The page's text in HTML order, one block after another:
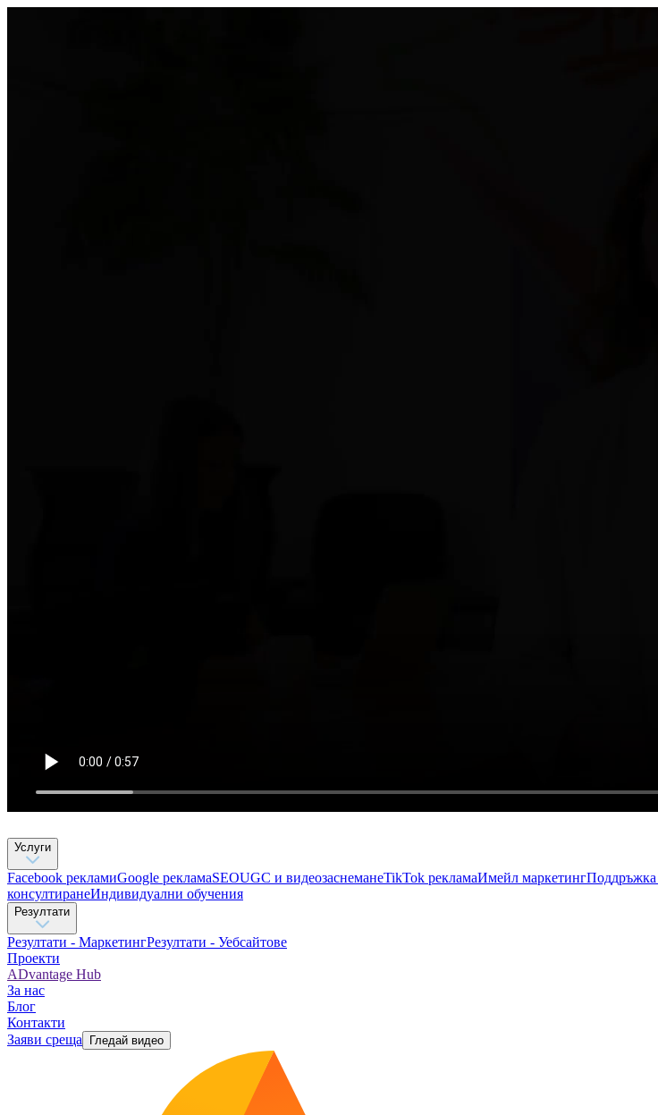
Услуги
Facebook рекламиGoogle рекламаSEOUGC и видеозаснеманеTikTok рекламaИмейл маркетинг
консултиране​Индивидуални обучения
Резултати
Резултати - МаркетингРезултати - Уебсайтове
Проекти
ADvantage Hub
За нас
Блог
Контакти
Заяви среща
Гледай видео